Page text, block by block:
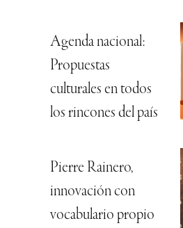
Agenda nacional:
Propuestas
culturales en todos
los rincones del país
Pierre Rainero,
innovación con
vocabulario propio